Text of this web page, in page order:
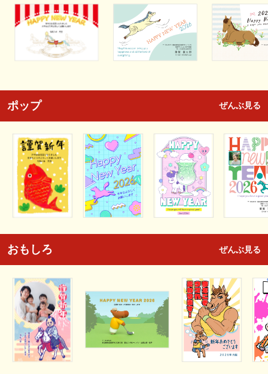
ポップ ぜんぶ見る
おもしろ ぜんぶ見る